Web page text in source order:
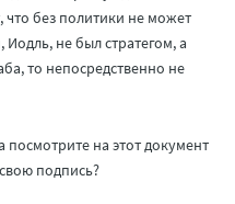
что без политики не может
Иодль, не был стратегом, а
то непосредственно не
посмотрите на этот документ
подпись?